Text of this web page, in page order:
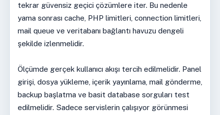
tekrar güvensiz geçici çözümlere iter. Bu nedenle
yama sonrası cache, PHP limitleri, connection limitleri,
mail queue ve veritabanı bağlantı havuzu dengeli
şekilde izlenmelidir.
Ölçümde gerçek kullanıcı akışı tercih edilmelidir. Panel
girişi, dosya yükleme, içerik yayınlama, mail gönderme,
backup başlatma ve basit database sorguları test
edilmelidir. Sadece servislerin çalışıyor görünmesi